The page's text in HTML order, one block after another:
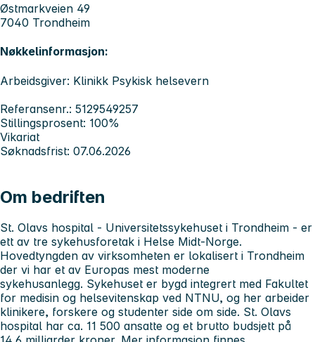
Østmarkveien 49
7040 Trondheim
Nøkkelinformasjon:
Arbeidsgiver: Klinikk Psykisk helsevern
Referansenr.: 5129549257
Stillingsprosent: 100%
Vikariat
Søknadsfrist: 07.06.2026
Om bedriften
St. Olavs hospital - Universitetssykehuset i Trondheim - er
ett av tre sykehusforetak i Helse Midt-Norge.
Hovedtyngden av virksomheten er lokalisert i Trondheim
der vi har et av Europas mest moderne
sykehusanlegg. Sykehuset er bygd integrert med Fakultet
for medisin og helsevitenskap ved NTNU, og her arbeider
klinikere, forskere og studenter side om side. St. Olavs
hospital har ca. 11 500 ansatte og et brutto budsjett på